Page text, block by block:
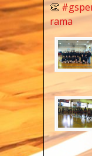
👏#
rama